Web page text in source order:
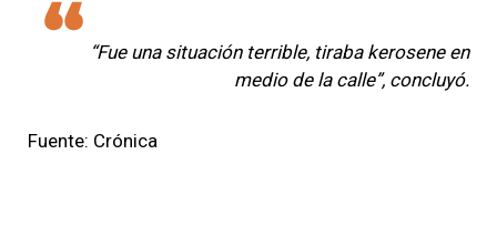
“Fue una situación terrible, tiraba kerosene en
medio de la calle”, concluyó.
Fuente: Crónica